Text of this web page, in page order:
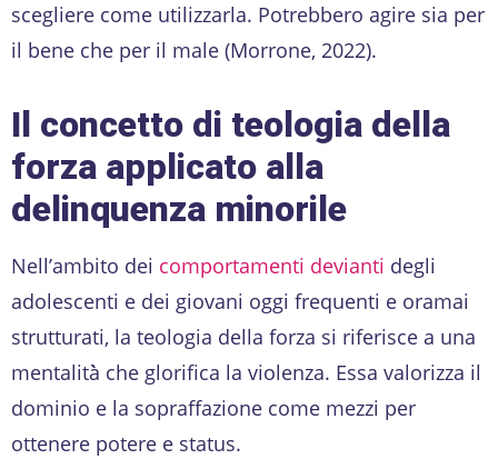
scegliere come utilizzarla. Potrebbero agire sia per
il bene che per il male (Morrone, 2022).
Il concetto di teologia della
forza applicato alla
delinquenza minorile
Nell’ambito dei comportamenti devianti degli
adolescenti e dei giovani oggi frequenti e oramai
strutturati, la teologia della forza si riferisce a una
mentalità̀ che glorifica la violenza. Essa valorizza il
dominio e la sopraffazione come mezzi per
ottenere potere e status.